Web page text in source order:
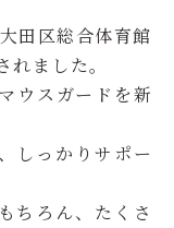
田区総合体育館
ました。
ウスガードを新
しっかりサポー
ちろん、たくさ